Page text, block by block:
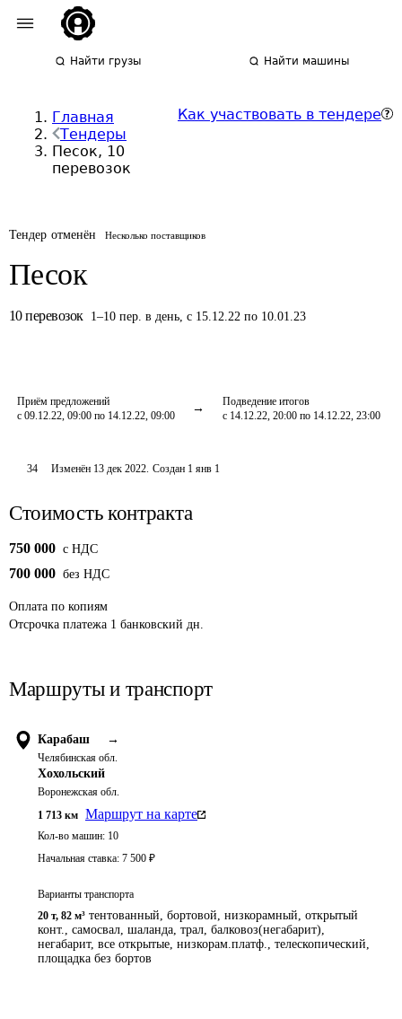
Найти грузы Найти машины
Главная
Тендеры
Песок, 10
перевозок
Как участвовать в тендере
Тендер отменён Несколько поставщиков
Песок
10 перевозок 1–10 пер. в день, с 15.12.22 по 10.01.23
Приём предложений
с 09.12.22, 09:00 по 14.12.22, 09:00
Подведение итогов
с 14.12.22, 20:00 по 14.12.22, 23:00
34 Изменён 13 дек 2022. Создан 1 янв 1
Стоимость контракта
750 000 c НДС
700 000 без НДС
Оплата по копиям
Отсрочка платежа 1 банковский дн.
Маршруты и транспорт
Карабаш →
Челябинская обл.
Хохольский
Воронежская обл.
1 713 км Маршрут на карте
Кол-во машин: 10
Начальная ставка: 7 500 ₽
Варианты транспорта
20 т, 82 м³ тентованный, бортовой, низкорамный, открытый
конт., самосвал, шаланда, трал, балковоз(негабарит),
негабарит, все открытые, низкорам.платф., телескопический,
площадка без бортов